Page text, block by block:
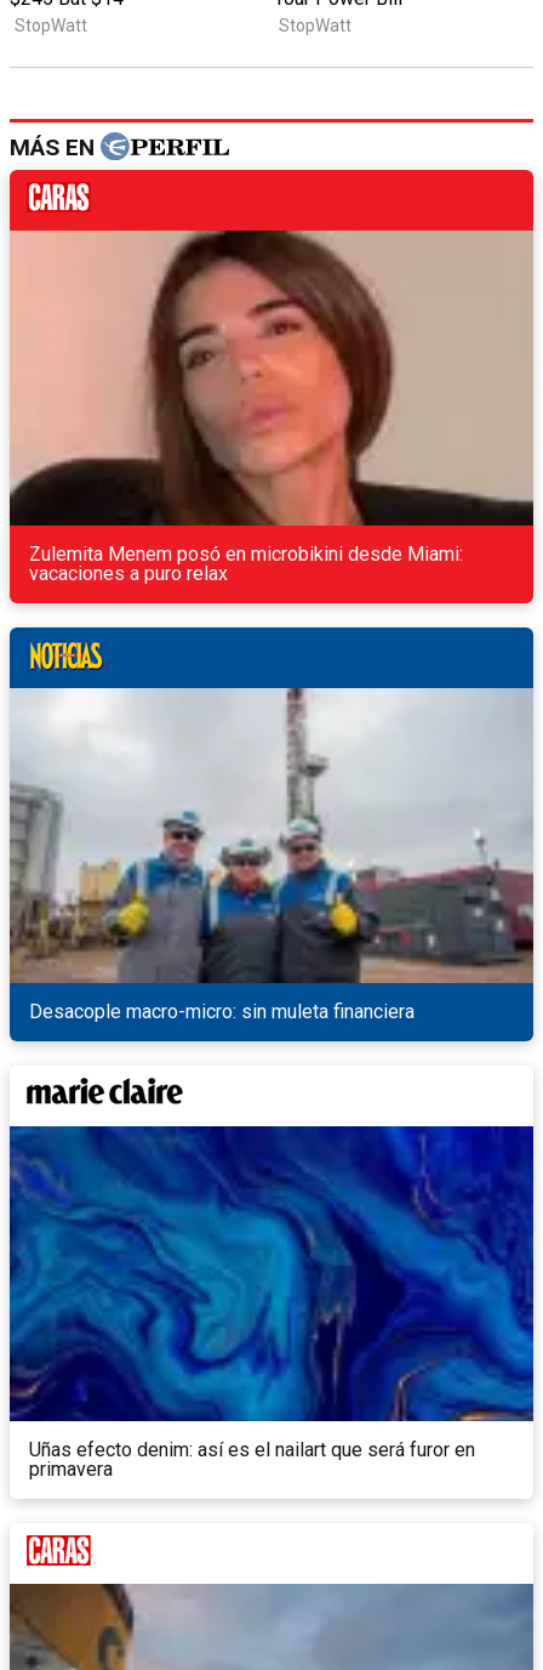
MÁS EN
Zulemita Menem posó en microbikini desde Miami:
vacaciones a puro relax
Desacople macro-micro: sin muleta financiera
Uñas efecto denim: así es el nailart que será furor en
primavera